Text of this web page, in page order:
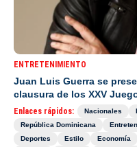
ENTRETENIMIENTO
Juan Luis Guerra se
clausura de los XXV
Enlaces rápidos: Nacionales
República Dominicana
Deportes
Estilo Economía